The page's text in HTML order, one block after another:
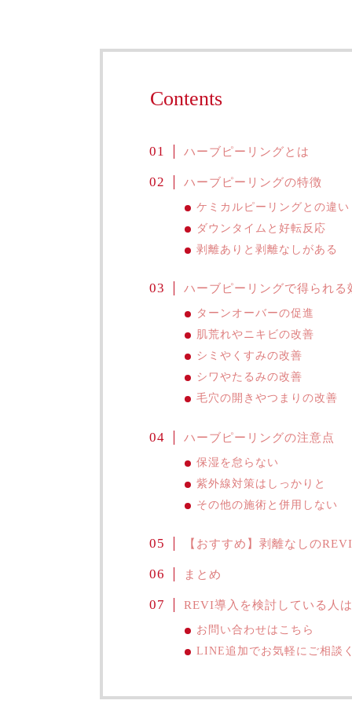
Contents
ハーブピーリングとは
ハーブピーリングの特徴
ケミカルピーリングとの違い
ダウンタイムと好転反応
剥離ありと剥離なしがある
ハーブピーリングで得られる
ターンオーバーの促進
肌荒れやニキビの改善
シミやくすみの改善
シワやたるみの改善
毛穴の開きやつまりの改善
ハーブピーリングの注意点
保湿を怠らない
紫外線対策はしっかりと
その他の施術と併用しない
【おすすめ】剥離なしの
まとめ
REVI導入を検討している人は
お問い合わせはこちら
LINE追加でお気軽にご相談